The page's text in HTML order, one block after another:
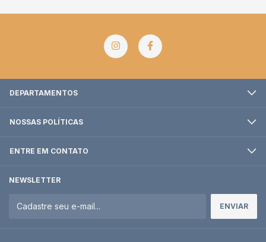
DEPARTAMENTOS
NOSSAS POLÍTICAS
ENTRE EM CONTATO
NEWSLETTER